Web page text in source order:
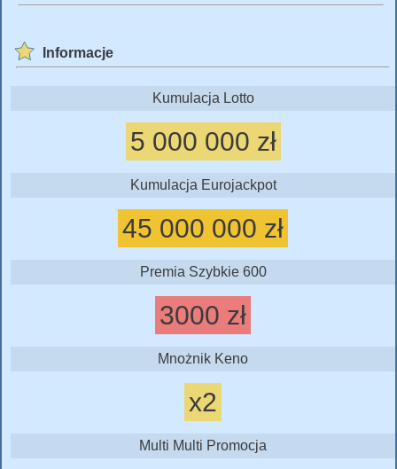
Informacje
Kumulacja Lotto
5 000 000 zł
Kumulacja Eurojackpot
45 000 000 zł
Premia Szybkie 600
3000 zł
Mnożnik Keno
x2
Multi Multi Promocja